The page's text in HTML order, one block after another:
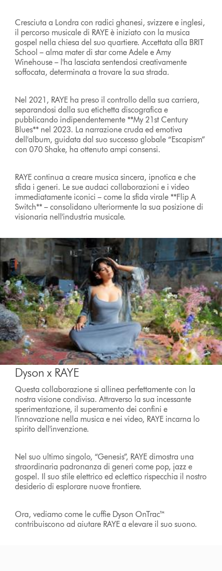
Cresciuta a Londra con radici ghanesi, svizzere e inglesi,
il percorso musicale di RAYE è iniziato con la musica
gospel nella chiesa del suo quartiere. Accettata alla BRIT
School – alma mater di star come Adele e Amy
Winehouse – l'ha lasciata sentendosi creativamente
soffocata, determinata a trovare la sua strada.
Nel 2021, RAYE ha preso il controllo della sua carriera,
separandosi dalla sua etichetta discografica e
pubblicando indipendentemente **My 21st Century
Blues** nel 2023. La narrazione cruda ed emotiva
dell'album, guidata dal suo successo globale “Escapism”
con 070 Shake, ha ottenuto ampi consensi.
RAYE continua a creare musica sincera, ipnotica e che
sfida i generi. Le sue audaci collaborazioni e i video
immediatamente iconici – come la sfida virale **Flip A
Switch** – consolidano ulteriormente la sua posizione di
visionaria nell'industria musicale.
Dyson x RAYE
Questa collaborazione si allinea perfettamente con la
nostra visione condivisa. Attraverso la sua incessante
sperimentazione, il superamento dei confini e
l'innovazione nella musica e nei video, RAYE incarna lo
spirito dell'invenzione.
Nel suo ultimo singolo, “Genesis”, RAYE dimostra una
straordinaria padronanza di generi come pop, jazz e
gospel. Il suo stile elettrico ed eclettico rispecchia il nostro
desiderio di esplorare nuove frontiere.
Ora, vediamo come le cuffie Dyson OnTrac™
contribuiscono ad aiutare RAYE a elevare il suo suono.